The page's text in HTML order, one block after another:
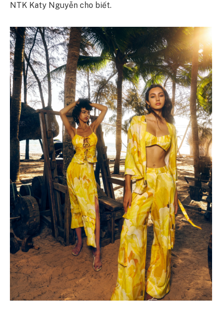
NTK Katy Nguyễn cho biết.